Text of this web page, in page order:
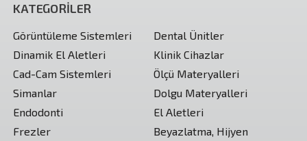
KATEGORİLER
Görüntüleme Sistemleri
Dental Ünitler
Dinamik El Aletleri
Klinik Cihazlar
Cad-Cam Sistemleri
Ölçü Materyalleri
Simanlar
Dolgu Materyalleri
Endodonti
El Aletleri
Frezler
Beyazlatma, Hijyen